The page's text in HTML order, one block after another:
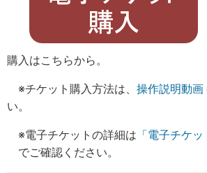
購入はこちらから。
※チケット購入方法は、 操作説明動画
い。
※電子チケットの詳細は 「電子チケ
でご確認ください。